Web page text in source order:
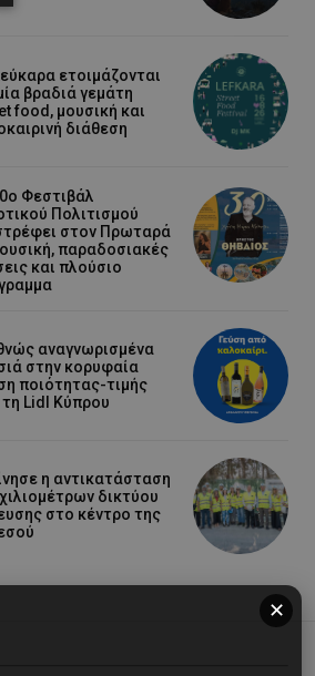
ετοιμάζονται
βραδιά γεμάτη
food, μουσική και
διάθεση
Φεστιβάλ
Πολιτισμού
στον Πρωταρά
παραδοσιακές
και πλούσιο
αναγνωρισμένα
στην κορυφαία
ποιότητας-τιμής
Lidl Κύπρου
η αντικατάσταση
δικτύου
στο κέντρο της
✕